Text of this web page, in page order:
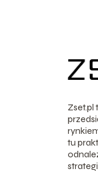
Zset.pl
tu